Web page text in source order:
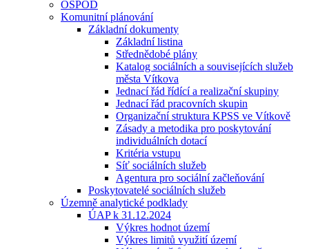
OSPOD
Komunitní plánování
Základní dokumenty
Základní listina
Střednědobé plány
Katalog sociálních a souvisejících služeb
města Vítkova
Jednací řád řídící a realizační skupiny
Jednací řád pracovních skupin
Organizační struktura KPSS ve Vítkově
Zásady a metodika pro poskytování
individuálních dotací
Kritéria vstupu
Síť sociálních služeb
Agentura pro sociální začleňování
Poskytovatelé sociálních služeb
Územně analytické podklady
ÚAP k 31.12.2024
Výkres hodnot území
Výkres limitů využití území